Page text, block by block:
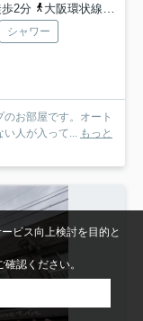
2分
大阪環状線「天王寺」駅 徒歩10分
シャワー
お部屋です。オート
い人が入って... もっと
ビス向上検討を目的と
確認ください。